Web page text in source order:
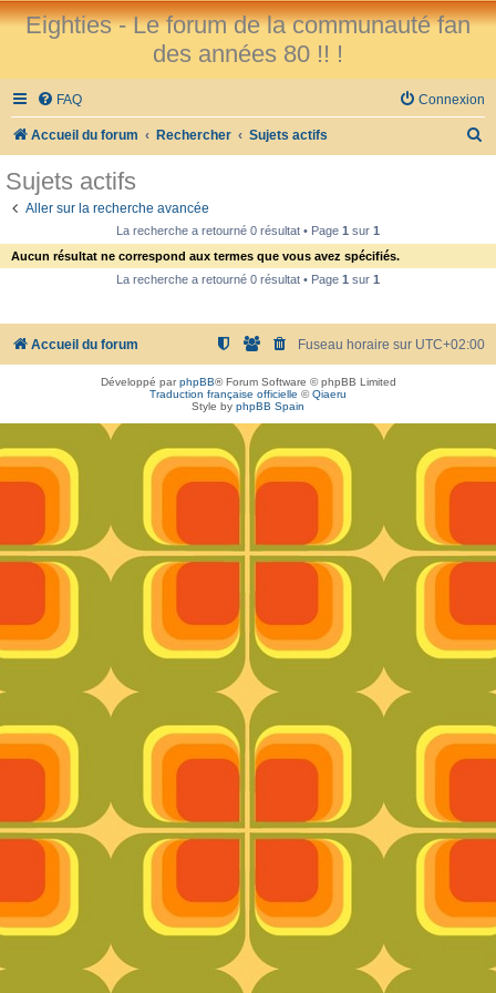
Eighties - Le forum de la communauté fan
des années 80 !! !
FAQ Connexion
Accueil du forum Rechercher Sujets actifs
e
Sujets actifs
Aller sur la recherche avancée
La recherche a retourné 0 résultat • Page 1 sur 1
Aucun résultat ne correspond aux termes que vous avez spécifiés.
La recherche a retourné 0 résultat • Page 1 sur 1
Accueil du forum Fuseau horaire sur UTC+02:00
Développé parphpBB® Forum Software © phpBB Limited
Traduction française officielle ©Qiaeru
Style by phpBB Spain